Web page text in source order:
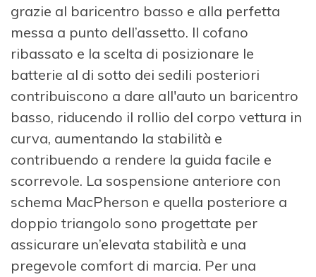
grazie al baricentro basso e alla perfetta
messa a punto dell’assetto. Il cofano
ribassato e la scelta di posizionare le
batterie al di sotto dei sedili posteriori
contribuiscono a dare all'auto un baricentro
basso, riducendo il rollio del corpo vettura in
curva, aumentando la stabilità e
contribuendo a rendere la guida facile e
scorrevole. La sospensione anteriore con
schema MacPherson e quella posteriore a
doppio triangolo sono progettate per
assicurare un’elevata stabilità e una
pregevole comfort di marcia. Per una